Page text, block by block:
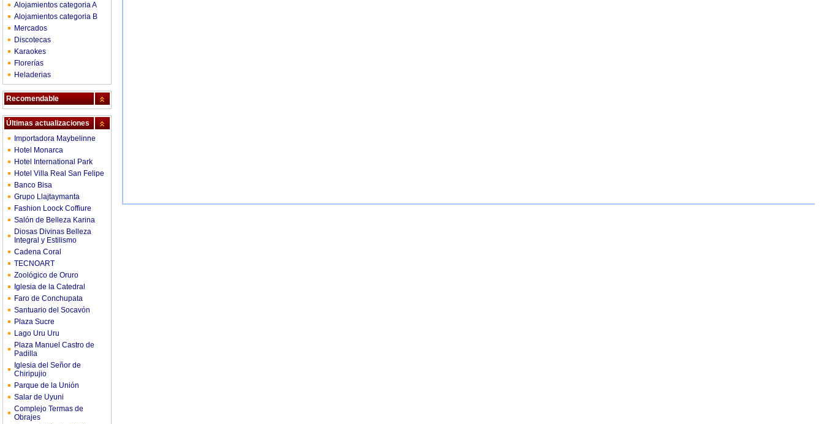
Alojamientos categoria A
Alojamientos categoria B
Mercados
Discotecas
Karaokes
Florerías
Heladerias
Recomendable
Últimas actualizaciones
Importadora Maybelinne
Hotel Monarca
Hotel International Park
Hotel Villa Real San Felipe
Banco Bisa
Grupo Llajtaymanta
Fashion Loock Coffiure
Salón de Belleza Karina
Diosas Divinas Belleza
Integral y Estilismo
Cadena Coral
TECNOART
Zoológico de Oruro
Iglesia de la Catedral
Faro de Conchupata
Santuario del Socavón
Plaza Sucre
Lago Uru Uru
Plaza Manuel Castro de
Padilla
Iglesia del Señor de
Chiripujio
Parque de la Unión
Salar de Uyuni
Complejo Termas de
Obrajes